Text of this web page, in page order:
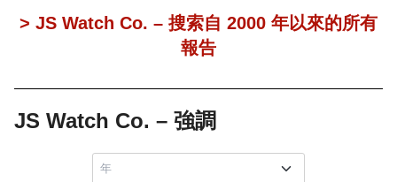
> JS Watch Co. – 搜索自 2000 年以來的所有
報告
JS Watch Co. – 強調